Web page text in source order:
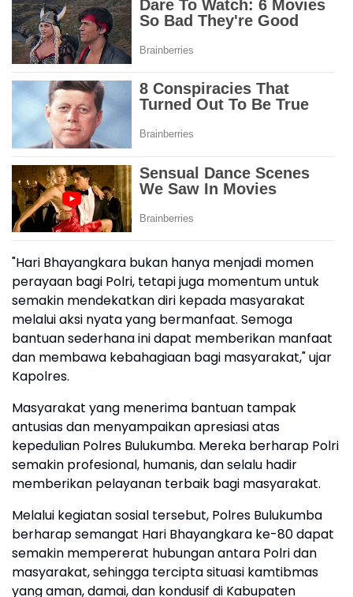
"Hari Bhayangkara bukan hanya menjadi momen
perayaan bagi Polri, tetapi juga momentum untuk
semakin mendekatkan diri kepada masyarakat
melalui aksi nyata yang bermanfaat. Semoga
bantuan sederhana ini dapat memberikan manfaat
dan membawa kebahagiaan bagi masyarakat," ujar
Kapolres.
Masyarakat yang menerima bantuan tampak
antusias dan menyampaikan apresiasi atas
kepedulian Polres Bulukumba. Mereka berharap Polri
semakin profesional, humanis, dan selalu hadir
memberikan pelayanan terbaik bagi masyarakat.
Melalui kegiatan sosial tersebut, Polres Bulukumba
berharap semangat Hari Bhayangkara ke-80 dapat
semakin mempererat hubungan antara Polri dan
masyarakat, sehingga tercipta situasi kamtibmas
yang aman, damai, dan kondusif di Kabupaten